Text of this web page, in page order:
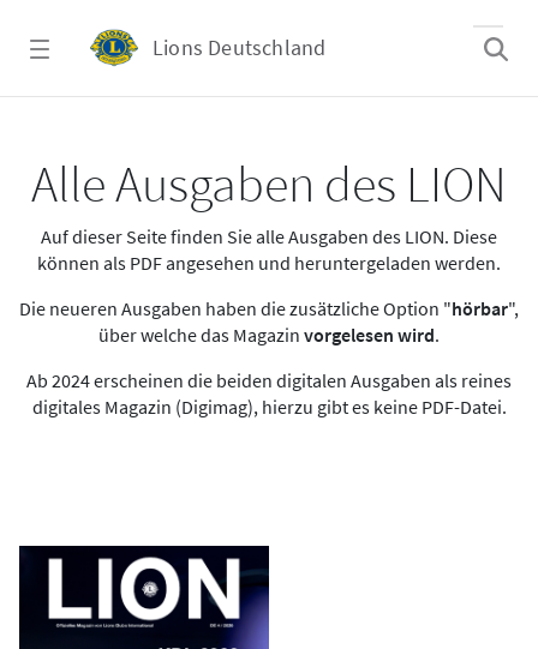
Lions Deutschland
Alle Ausgaben des LION
Auf dieser Seite finden Sie alle Ausgaben des LION. Diese
können als PDF angesehen und heruntergeladen werden.
Die neueren Ausgaben haben die zusätzliche Option "hörbar",
über welche das Magazin vorgelesen wird.
Ab 2024 erscheinen die beiden digitalen Ausgaben als reines
digitales Magazin (Digimag), hierzu gibt es keine PDF-Datei.